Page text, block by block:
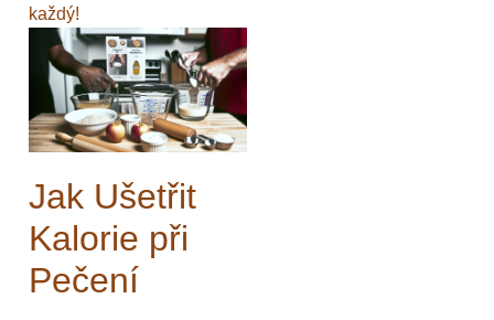
každý!
Jak Ušetřit
Kalorie při
Pečení